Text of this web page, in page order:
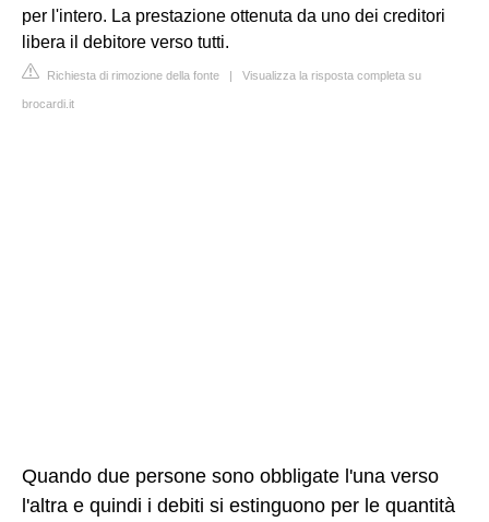
per l'intero. La prestazione ottenuta da uno dei creditori
libera il debitore verso tutti.
Richiesta di rimozione della fonte | Visualizza la risposta completa su
brocardi.it
Quando due persone sono obbligate l'una verso
l'altra e quindi i debiti si estinguono per le quantità